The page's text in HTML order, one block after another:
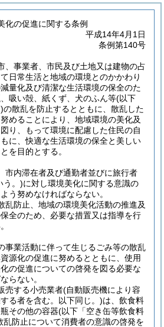
化の促進に関する条例
平成14年4月1日
条例第140号
、事業者、市民及び土地又は建物の占
日常生活と地域の環境とのかかわり
量化及び清潔な生活環境の保全のた
吸い殻、紙くず、犬のふん等(以下
の散乱を防止するとともに、散乱した
めることにより、地域環境の美化及
り、もって環境に配慮した住民の自
に、快適な生活環境の保全と美しい
を目的とする。
市内滞在者及び通勤者並びに旅行者
う。)に対し環境美化に関する意識の
う努めなければならない。
乱防止、地域の環境美化活動の推進及
全のため、必要な措置又は指導を行
事業活動に伴って生じるごみ等の散乱
源化の促進に努めるとともに、使用
の促進についての啓発を図る必要な
らない。
売する小売業者(自動販売機により容
る者を含む。以下同じ。)は、飲食料
その他の容器(以下「空き缶等飲食料
乱防止について消費者の意識の啓発を